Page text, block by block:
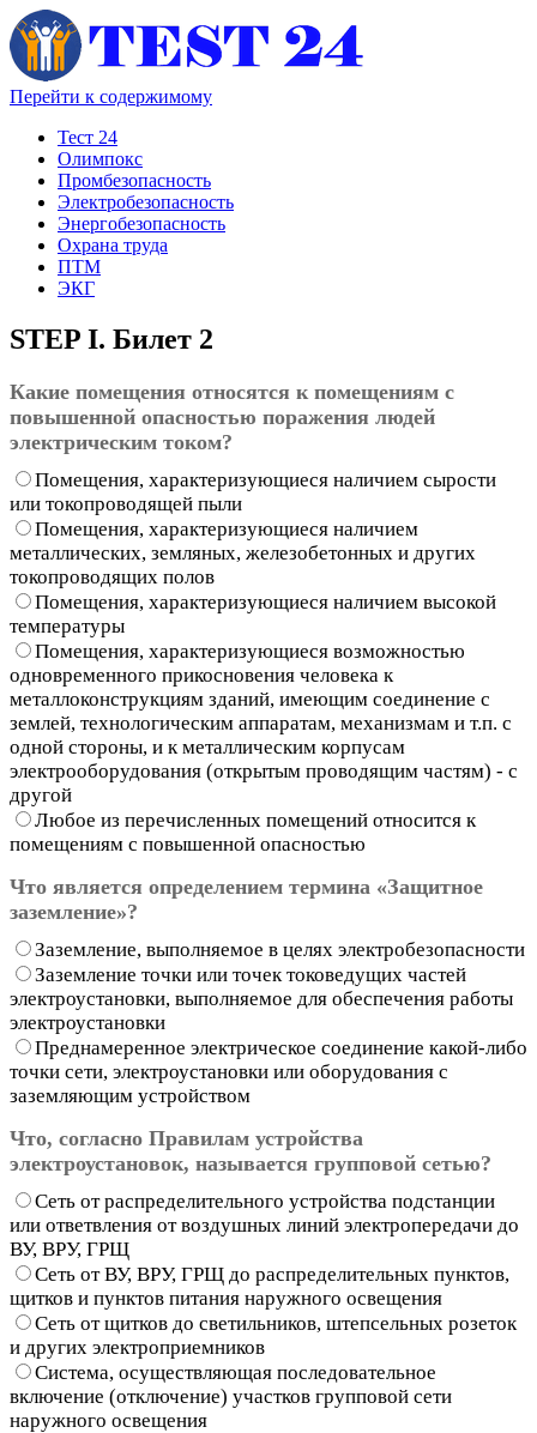
Перейти к содержимому
Тест 24
Олимпокс
Промбезопасность
Электробезопасность
Энергобезопасность
Охрана труда
ПТМ
ЭКГ
STEP I. Билет 2
Какие помещения относятся к помещениям с
повышенной опасностью поражения людей
электрическим током?
Помещения, характеризующиеся наличием сырости
или токопроводящей пыли
Помещения, характеризующиеся наличием
металлических, земляных, железобетонных и других
токопроводящих полов
Помещения, характеризующиеся наличием высокой
температуры
Помещения, характеризующиеся возможностью
одновременного прикосновения человека к
металлоконструкциям зданий, имеющим соединение с
землей, технологическим аппаратам, механизмам и т.п. с
одной стороны, и к металлическим корпусам
электрооборудования (открытым проводящим частям) - с
другой
Любое из перечисленных помещений относится к
помещениям с повышенной опасностью
Что является определением термина «Защитное
заземление»?
Заземление, выполняемое в целях электробезопасности
Заземление точки или точек токоведущих частей
электроустановки, выполняемое для обеспечения работы
электроустановки
Преднамеренное электрическое соединение какой-либо
точки сети, электроустановки или оборудования с
заземляющим устройством
Что, согласно Правилам устройства
электроустановок, называется групповой сетью?
Сеть от распределительного устройства подстанции
или ответвления от воздушных линий электропередачи до
ВУ, ВРУ, ГРЩ
Сеть от ВУ, ВРУ, ГРЩ до распределительных пунктов,
щитков и пунктов питания наружного освещения
Сеть от щитков до светильников, штепсельных розеток
и других электроприемников
Система, осуществляющая последовательное
включение (отключение) участков групповой сети
наружного освещения